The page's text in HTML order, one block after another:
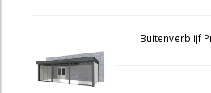
Buitenverblijf